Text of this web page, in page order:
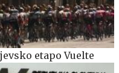
etapo Vuelte